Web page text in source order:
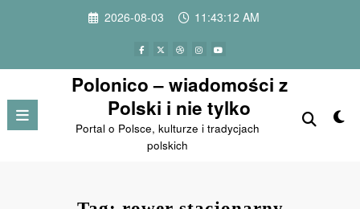
2026-08-03 11:43:12 AM
Polonico – wiadomości z
Polski i nie tylko
Portal o Polsce, kulturze i tradycjach
polskich